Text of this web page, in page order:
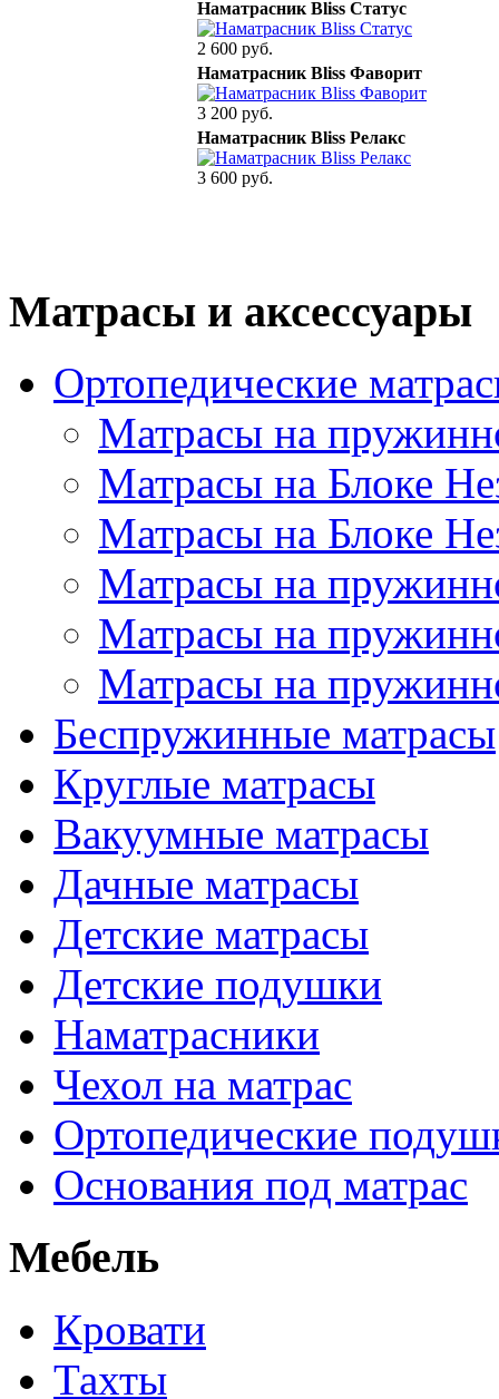
Наматрасник Bliss Статус
2 600 руб.
Наматрасник Bliss Фаворит
3 200 руб.
Наматрасник Bliss Релакс
3 600 руб.
Матрасы и аксессуары
Ортопедические
Матрасы на
Матрасы на Блоке
Матрасы на Блоке
Матрасы на
Матрасы на
Матрасы на
Беспружинные матрасы
Круглые матрасы
Вакуумные матрасы
Дачные матрасы
Детские матрасы
Детские подушки
Наматрасники
Чехол на матрас
Ортопедические
Основания под матрас
Мебель
Кровати
Тахты